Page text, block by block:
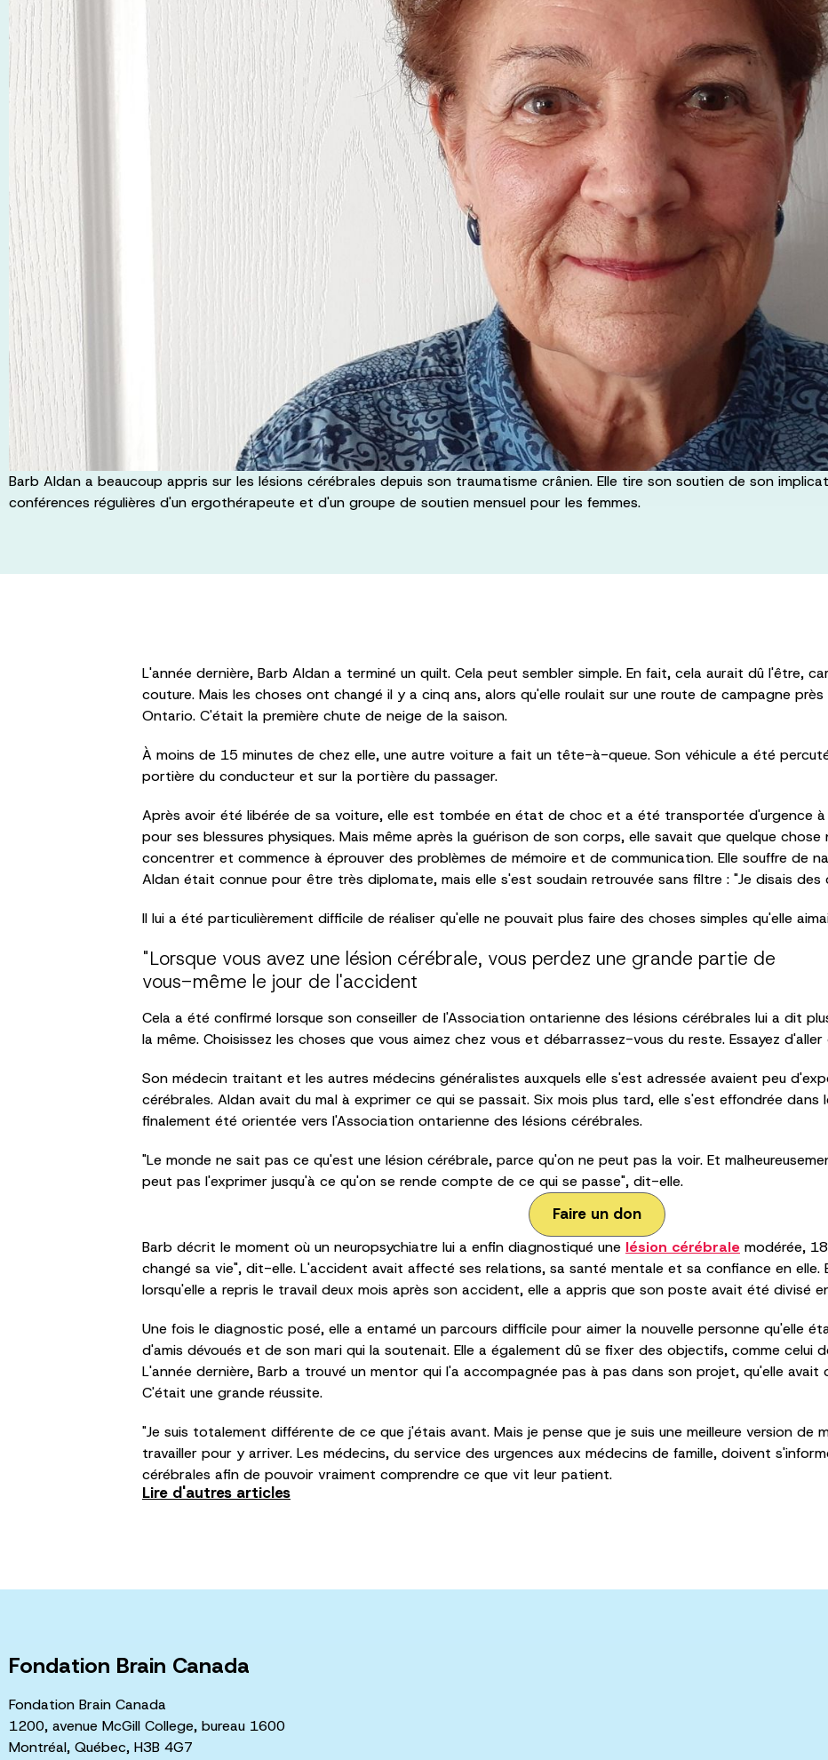
Barb Aldan a beaucoup appris sur les lésions cérébrales depuis son traumatisme crânien. Elle tire son soutien de son
conférences régulières d'un ergothérapeute et d'un groupe de soutien mensuel pour les femmes.
L'année dernière, Barb Aldan a terminé un quilt. Cela peut sembler simple. En fait, cela aurait dû l'être,
couture. Mais les choses ont changé il y a cinq ans, alors qu'elle roulait sur une route de campagne près
Ontario. C'était la première chute de neige de la saison.
À moins de 15 minutes de chez elle, une autre voiture a fait un tête-à-queue. Son véhicule a été
portière du conducteur et sur la portière du passager.
Après avoir été libérée de sa voiture, elle est tombée en état de choc et a été transportée d'urgence
pour ses blessures physiques. Mais même après la guérison de son corps, elle savait que quelque chose
concentrer et commence à éprouver des problèmes de mémoire et de communication. Elle souffre de
Aldan était connue pour être très diplomate, mais elle s'est soudain retrouvée sans filtre : "Je disais des
Il lui a été particulièrement difficile de réaliser qu'elle ne pouvait plus faire des choses simples qu'elle
"Lorsque vous avez une lésion cérébrale, vous perdez une grande partie de
vous-même le jour de l'accident
Cela a été confirmé lorsque son conseiller de l'Association ontarienne des lésions cérébrales lui a dit
la même. Choisissez les choses que vous aimez chez vous et débarrassez-vous du reste. Essayez d'aller
Son médecin traitant et les autres médecins généralistes auxquels elle s'est adressée avaient peu
cérébrales. Aldan avait du mal à exprimer ce qui se passait. Six mois plus tard, elle s'est effondrée dans
finalement été orientée vers l'Association ontarienne des lésions cérébrales.
"Le monde ne sait pas ce qu'est une lésion cérébrale, parce qu'on ne peut pas la voir. Et
peut pas l'exprimer jusqu'à ce qu'on se rende compte de ce qui se passe", dit-elle.
Faire un don
Barb décrit le moment où un neuropsychiatre lui a enfin diagnostiqué une lésion cérébrale modérée,
changé sa vie", dit-elle. L'accident avait affecté ses relations, sa santé mentale et sa confiance en elle.
lorsqu'elle a repris le travail deux mois après son accident, elle a appris que son poste avait été divisé
Une fois le diagnostic posé, elle a entamé un parcours difficile pour aimer la nouvelle personne qu'elle
d'amis dévoués et de son mari qui la soutenait. Elle a également dû se fixer des objectifs, comme celui
L'année dernière, Barb a trouvé un mentor qui l'a accompagnée pas à pas dans son projet, qu'elle avait
C'était une grande réussite.
"Je suis totalement différente de ce que j'étais avant. Mais je pense que je suis une meilleure version de
travailler pour y arriver. Les médecins, du service des urgences aux médecins de famille, doivent
cérébrales afin de pouvoir vraiment comprendre ce que vit leur patient.
Lire d'autres articles
Fondation Brain Canada
Fondation Brain Canada
1200, avenue McGill College, bureau 1600
Montréal, Québec, H3B 4G7